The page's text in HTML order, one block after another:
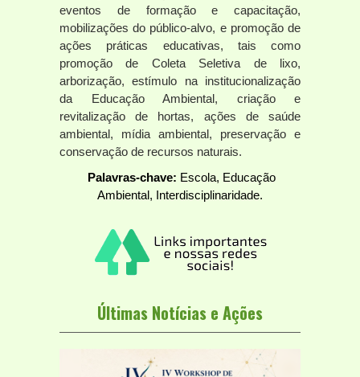
eventos de formação e capacitação,
mobilizações do público-alvo, e promoção de
ações práticas educativas, tais como
promoção de Coleta Seletiva de lixo,
arborização, estímulo na institucionalização
da Educação Ambiental, criação e
revitalização de hortas, ações de saúde
ambiental, mídia ambiental, preservação e
conservação de recursos naturais.
Palavras-chave: Escola, Educação
Ambiental, Interdisciplinaridade.
Últimas Notícias e Ações